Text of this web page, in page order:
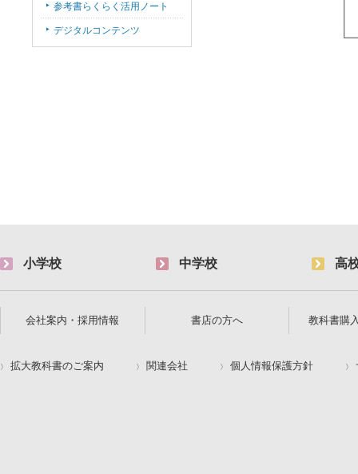
参考書らくらく活用ノート
デジタルコンテンツ
小学校 中学校 高
会社案内・採用情報 書店の方へ 教科書購
拡大教科書のご案内 関連会社 個人情報保護方針